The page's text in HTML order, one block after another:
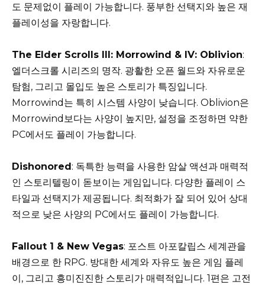
도 문제없이 플레이 가능합니다. 풍부한 선택지와 높은 재
플레이성을 자랑합니다.
The Elder Scrolls III: Morrowind & IV: Oblivion:
엘더스크롤 시리즈의 명작. 광활한 오픈 월드와 자유로운
탐험, 그리고 몰입도 높은 스토리가 특징입니다.
Morrowind는 특히 시스템 사양이 낮습니다. Oblivion은
Morrowind보다는 사양이 높지만, 설정을 조정하면 약한
PC에서도 플레이 가능합니다.
Dishonored: 독특한 능력을 사용한 암살 액션과 매력적
인 스토리텔링이 돋보이는 게임입니다. 다양한 플레이 스
타일과 선택지가 제공됩니다. 최적화가 잘 되어 있어 상대
적으로 낮은 사양의 PC에서도 플레이 가능합니다.
Fallout 1 & New Vegas: 포스트 아포칼립스 세계관을
배경으로 한 RPG. 방대한 세계와 자유도 높은 게임 플레
이, 그리고 흥미진진한 스토리가 매력적입니다. 1편은 고전